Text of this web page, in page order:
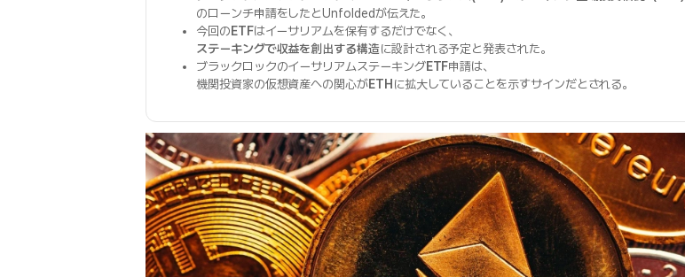
のローンチ申請をしたとUnfoldedが伝えた。
今回のETFはイーサリアムを保有するだけでなく、
ステーキングで収益を創出する構造に設計される予定と発表された。
ブラックロックのイーサリアムステーキングETF申請は、
機関投資家の仮想資産への関心がETH に拡大していることを示すサインだとされる。